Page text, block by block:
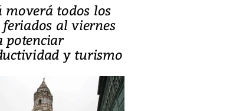
moverá todos los
al viernes
potenciar
y turismo